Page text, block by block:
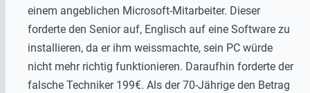
einem angeblichen Microsoft-Mitarbeiter. Dieser
forderte den Senior auf, Englisch auf eine Software zu
installieren, da er ihm weissmachte, sein PC würde
nicht mehr richtig funktionieren. Daraufhin forderte der
falsche Techniker 199€. Als der 70-Jährige den Betrag